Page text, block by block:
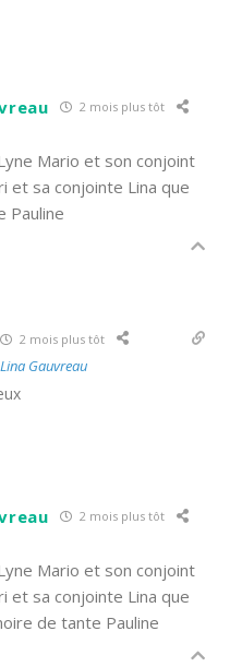
2 mois plus tôt
Mario et son conjoint
et sa conjointe Lina que
Pauline
2 mois plus tôt
Gauvreau
2 mois plus tôt
Mario et son conjoint
et sa conjointe Lina que
de tante Pauline